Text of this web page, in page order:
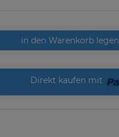
in den Warenkorb legen
Direkt kaufen mit